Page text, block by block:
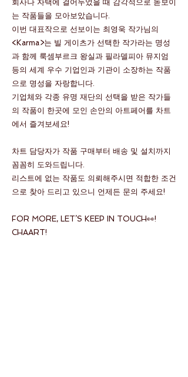
회사나 자택에 걸어두었을 때 감각적으로 돋보이
는 작품들을 모아보았습니다.
이번 대표작으로 선보이는 최영욱 작가님의
<Karma>는 빌 게이츠가 선택한 작가라는 명성
과 함께 룩셈부르크 왕실과 필라델피아 뮤지엄
등의 세계 우수 기업인과 기관이 소장하는 작품
으로 명성을 자랑합니다.
기업체와 각종 유명 재단의 선택을 받은 작가들
의 작품이 한곳에 모인 손안의 아트페어를 차트
에서 즐겨보세요!
차트 담당자가 작품 구매부터 배송 및 설치까지
꼼꼼히 도와드립니다.
리스트에 없는 작품도 의뢰해주시면 적합한 조건
으로 찾아 드리고 있으니 언제든 문의 주세요!
FOR MORE, LET’S KEEP IN TOUCH👀!
CHAART!